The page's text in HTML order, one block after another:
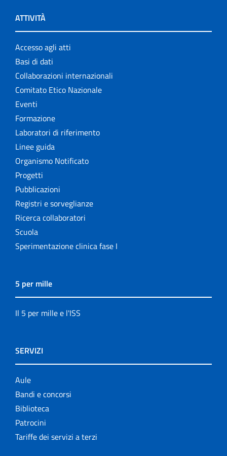
ATTIVITÀ
Accesso agli atti
Basi di dati
Collaborazioni internazionali
Comitato Etico Nazionale
Eventi
Formazione
Laboratori di riferimento
Linee guida
Organismo Notificato
Progetti
Pubblicazioni
Registri e sorveglianze
Ricerca collaboratori
Scuola
Sperimentazione clinica fase I
5 per mille
Il 5 per mille e l'ISS
SERVIZI
Aule
Bandi e concorsi
Biblioteca
Patrocini
Tariffe dei servizi a terzi